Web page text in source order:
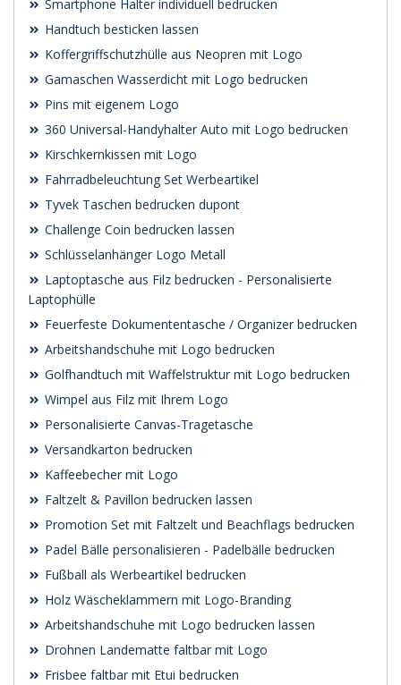
Smartphone Halter individuell bedrucken
Handtuch besticken lassen
Koffergriffschutzhülle aus Neopren mit Logo
Gamaschen Wasserdicht mit Logo bedrucken
Pins mit eigenem Logo
360 Universal-Handyhalter Auto mit Logo bedrucken
Kirschkernkissen mit Logo
Fahrradbeleuchtung Set Werbeartikel
Tyvek Taschen bedrucken dupont
Challenge Coin bedrucken lassen
Schlüsselanhänger Logo Metall
Laptoptasche aus Filz bedrucken - Personalisierte
Laptophülle
Feuerfeste Dokumententasche / Organizer bedrucken
Arbeitshandschuhe mit Logo bedrucken
Golfhandtuch mit Waffelstruktur mit Logo bedrucken
Wimpel aus Filz mit Ihrem Logo
Personalisierte Canvas-Tragetasche
Versandkarton bedrucken
Kaffeebecher mit Logo
Faltzelt & Pavillon bedrucken lassen
Promotion Set mit Faltzelt und Beachflags bedrucken
Padel Bälle personalisieren - Padelbälle bedrucken
Fußball als Werbeartikel bedrucken
Holz Wäscheklammern mit Logo-Branding
Arbeitshandschuhe mit Logo bedrucken lassen
Drohnen Landematte faltbar mit Logo
Frisbee faltbar mit Etui bedrucken